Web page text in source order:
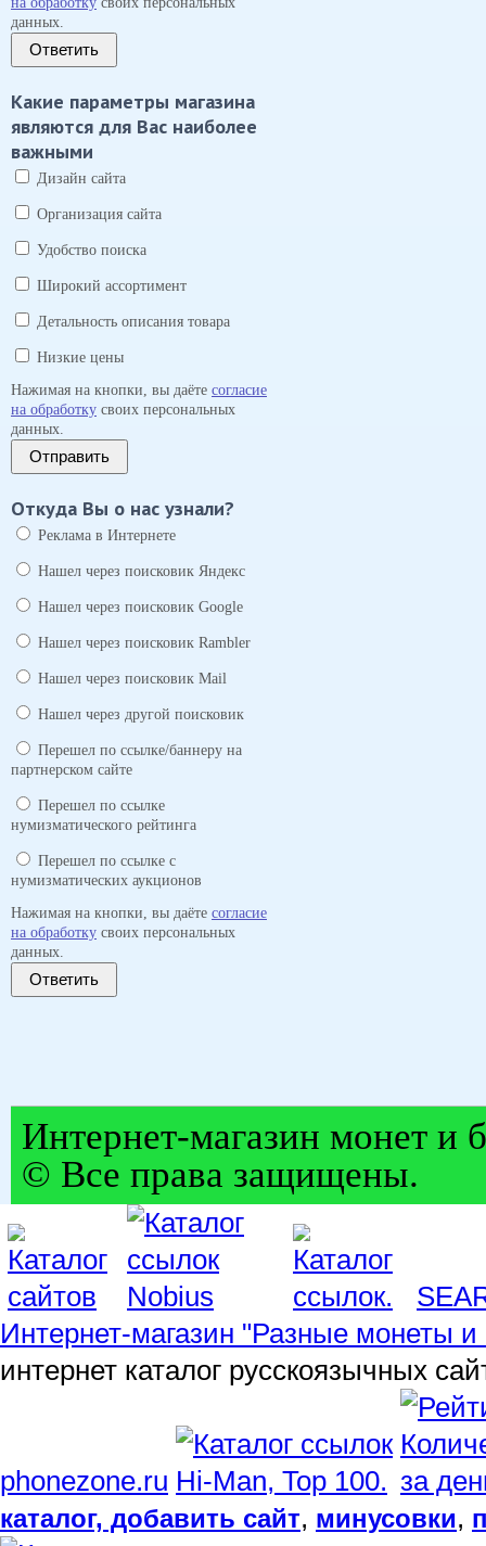
данных.
Ответить
Какие параметры магазина
являются для Вас наиболее
важными
Дизайн сайта
Организация сайта
Удобство поиска
Широкий ассортимент
Детальность описания товара
Низкие цены
Нажимая на кнопки, вы даёте согласие
на обработку своих персональных
данных.
Отправить
Откуда Вы о нас узнали?
Реклама в Интернете
Нашел через поисковик Яндекс
Нашел через поисковик Google
Нашел через поисковик Rambler
Нашел через поисковик Mail
Нашел через другой поисковик
Перешел по ссылке/баннеру на
партнерском сайте
Перешел по ссылке
нумизматического рейтинга
Перешел по ссылке с
нумизматических аукционов
Нажимая на кнопки, вы даёте согласие
на обработку своих персональных
данных.
Ответить
Интернет-магазин монет и
© Все права защищены.
Интернет-магазин "Разные монеты и
интернет каталог русскоязычных
phonezone.ru
каталог, добавить сайт, минусовки,